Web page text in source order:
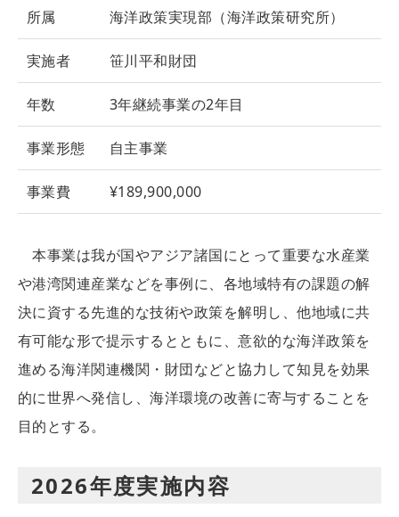
所属 海洋政策実現部（海洋政策研究所）
実施者 笹川平和財団
年数 3年継続事業の2年目
事業形態 自主事業
事業費 ¥189,900,000
本事業は我が国やアジア諸国にとって重要な水産業
や港湾関連産業などを事例に、各地域特有の課題の解
決に資する先進的な技術や政策を解明し、他地域に共
有可能な形で提示するとともに、意欲的な海洋政策を
進める海洋関連機関・財団などと協力して知見を効果
的に世界へ発信し、海洋環境の改善に寄与することを
目的とする。
2026年度実施内容